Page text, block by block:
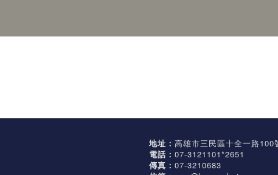
地址：高雄市三民區十全一路100
電話：07-3121101*2651
傳真：07-3210683